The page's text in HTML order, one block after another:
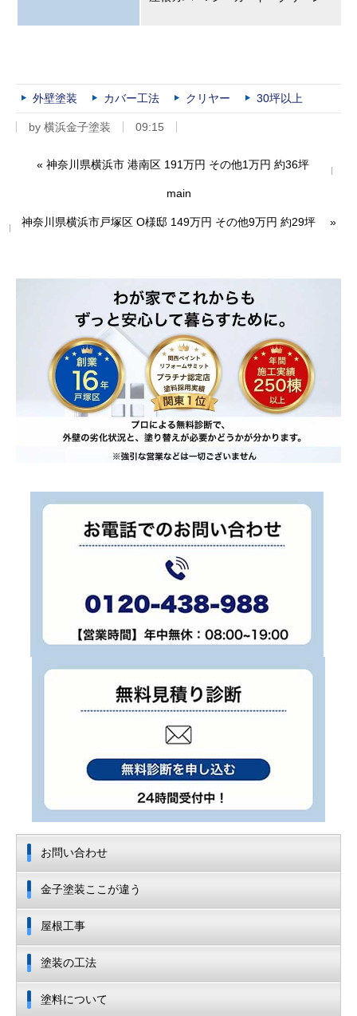
外壁塗装 カバー工法 クリヤー 30坪以上
by 横浜金子塗装 09:15
« 神奈川県横浜市 港南区 191万円 その他1万円 約36坪
main
神奈川県横浜市戸塚区 O様邸 149万円 その他9万円 約29坪 »
お問い合わせ
金子塗装ここが違う
屋根工事
塗装の工法
塗料について